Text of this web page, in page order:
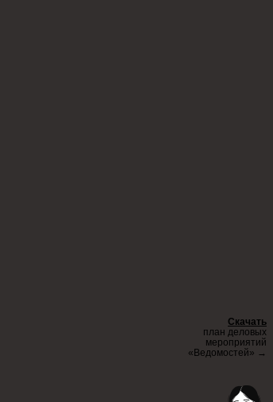
Скачать
план деловых
мероприятий
«Ведомостей» →